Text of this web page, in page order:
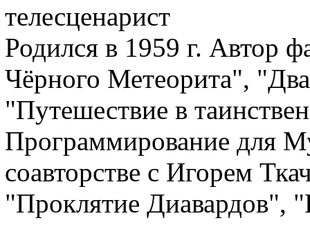
телесценарист
Родился в 1959 г. Автор
Чёрного Метеорита",
"Путешествие в
Программирование для
соавторстве с Игорем
"Проклятие Диавардов",